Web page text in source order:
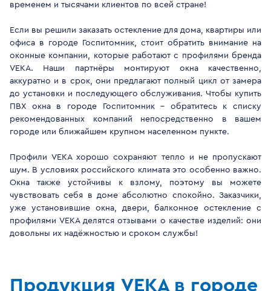
временем и тысячами клиентов по всей стране!
Если вы решили заказать остекление для дома, квартиры или
офиса в городе Госпитомник, стоит обратить внимание на
оконные компании, которые работают с профилями бренда
VEKA. Наши партнёры монтируют окна качественно,
аккуратно и в срок, они предлагают полный цикл от замера
до установки и последующего обслуживания. Чтобы купить
ПВХ окна в городе Госпитомник - обратитесь к списку
рекомендованных компаний непосредственно в вашем
городе или ближайшем крупном населенном пункте.
Профили VEKA хорошо сохраняют тепло и не пропускают
шум. В условиях российского климата это особенно важно.
Окна также устойчивы к взлому, поэтому вы можете
чувствовать себя в доме абсолютно спокойно. Заказчики,
уже установившие окна, двери, балконное остекление с
профилями VEKA делятся отзывами о качестве изделий: они
довольны их надёжностью и сроком службы!
Продукция VEKA в городе